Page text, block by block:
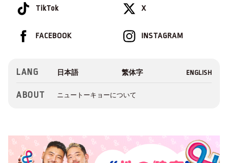
TikTok X
INSTAGRAM
FACEBOOK
LANG
ABOUT ニュートーキョーについて